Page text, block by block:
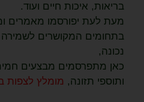
בריאות, איכות חיים ועוד.
מעת לעת יפורסמו מאמרים
בתחומים המקושרים לשמירה
נכונה,
כאן מתפרסמים מבצעים
ותוספי תזונה, מומלץ לצפות